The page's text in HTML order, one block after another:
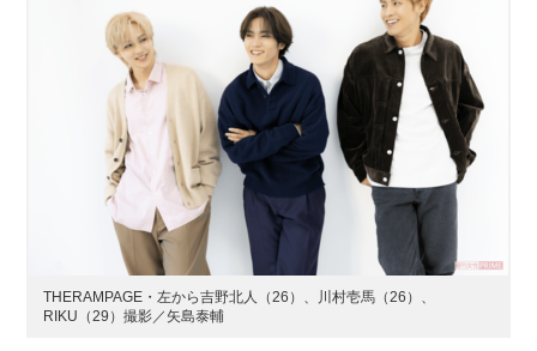
THERAMPAGE・左から吉野北人（26）、川村壱馬（26）、
RIKU（29）撮影／矢島泰輔